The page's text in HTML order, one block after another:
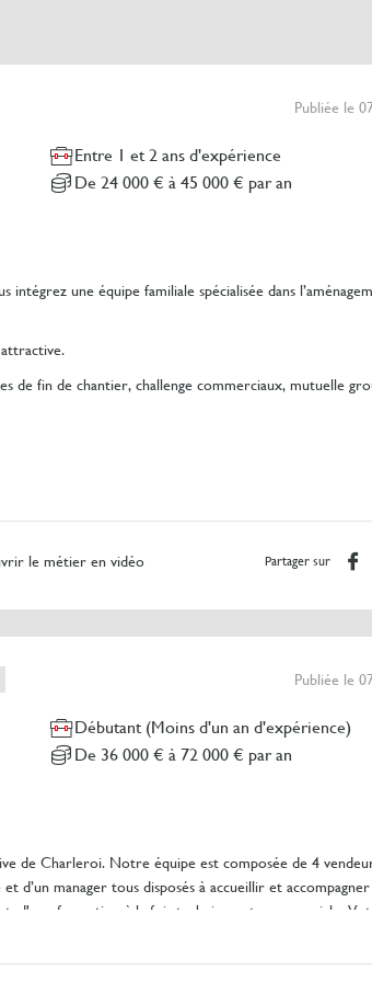
Publiée le
Entre 1 et 2 ans d'expérience
De 24 000 € à 45 000 € par an
intégrez une équipe familiale spécialisée dans
de fin de chantier, challenge commerciaux, mutuelle
vos clients.
fidélisation.
assurance...
votre sens du relationnel et votre envie
que convaincre, vous aimez les défis, individuels
le métier en vidéo Partager sur
Publiée le
Débutant (Moins d'un an d'expérience)
De 36 000 € à 72 000 € par an
de Charleroi. Notre équipe est composée de 4
d’un manager tous disposés à accueillir et accompagner
d'une formation à la fois technique et commerciale.
selon vos résultats (moyenne de notre équipe). La